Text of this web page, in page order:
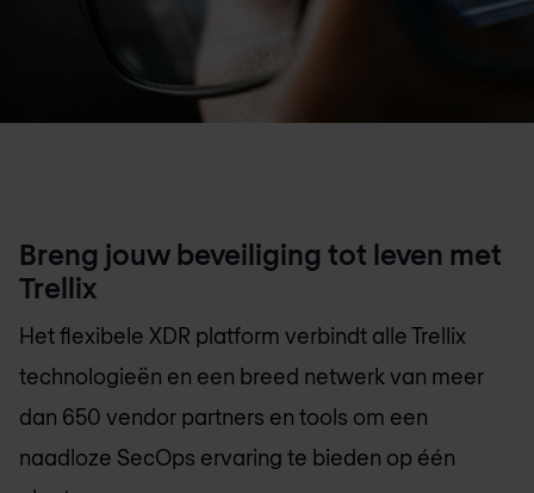
Breng jouw beveiliging tot leven met
Trellix
Het flexibele XDR platform verbindt alle Trellix
technologieën en een breed netwerk van meer
dan 650 vendor partners en tools om een
naadloze SecOps ervaring te bieden op één